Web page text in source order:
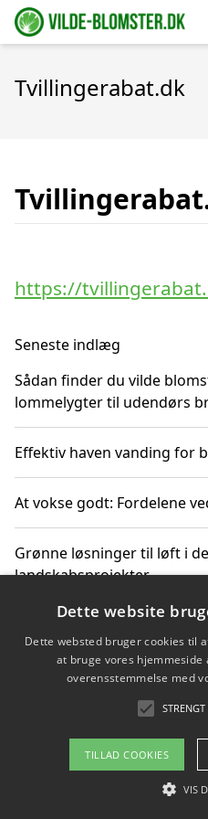
Tvillingerabat.dk
https://
Seneste indlæg
Sådan finder du vilde
lommelygter til udendørs
Effektiv haven vanding for
At vokse godt: Fordelene
Grønne løsninger til løft i
landskabsprojekter
Gør haven til et frirum for
Copyright
Om / kontakt
Dette website
Dette websted bruger cookies til
at bruge vores hjemmeside
overensstemmelse med
TILLAD COOKIES
VIS